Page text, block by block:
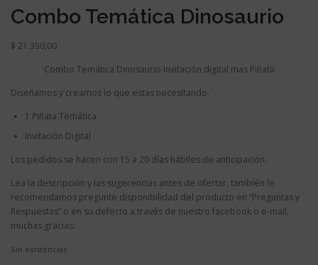
Combo Temática Dinosaurio
$ 21.350,00
Combo Temática Dinosaurio Invitación digital mas Piñata
Diseñamos y creamos lo que estas necesitando.
1 Piñata Temática
Invitación Digital
Los pedidos se hacen con 15 a 20 días hábiles de anticipación.
Lea la descripción y las sugerencias antes de ofertar, también le
recomendamos pregunte disponibilidad del producto en “Preguntas y
Respuestas” o en su defecto a través de nuestro facebook o e-mail,
muchas gracias.
Sin existencias